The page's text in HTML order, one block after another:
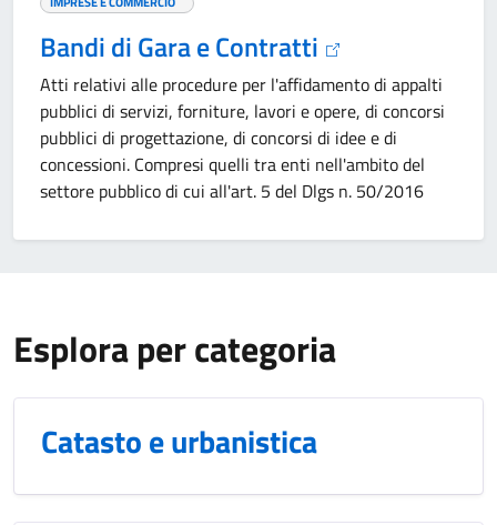
Bandi di Gara e Contratti
Atti relativi alle procedure per l'affidamento di appalti
pubblici di servizi, forniture, lavori e opere, di concorsi
pubblici di progettazione, di concorsi di idee e di
concessioni. Compresi quelli tra enti nell'ambito del
settore pubblico di cui all'art. 5 del Dlgs n. 50/2016
Esplora per categoria
Catasto e urbanistica